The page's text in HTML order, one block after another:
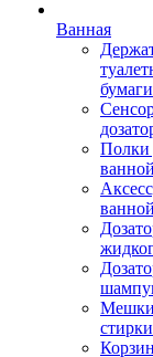
Ванная
бумаги
Полки
ванной
стирки